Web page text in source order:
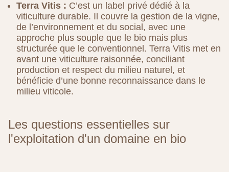
Terra Vitis : C’est un label privé dédié à la
viticulture durable. Il couvre la gestion de la vigne,
de l’environnement et du social, avec une
approche plus souple que le bio mais plus
structurée que le conventionnel. Terra Vitis met en
avant une viticulture raisonnée, conciliant
production et respect du milieu naturel, et
bénéficie d’une bonne reconnaissance dans le
milieu viticole.
Les questions essentielles sur
l'exploitation d'un domaine en bio